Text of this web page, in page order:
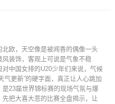
北欧，天空像是被闻香的偶像一头
风装饰，客观上可说是气象不稳
对中国女排的U20少年们来说，气候
气更新”的硬字面，真正让人心跳加
是23届世界锦标赛的现场气氛与爆
先把大喜大悲的比赛全盘揭示，让